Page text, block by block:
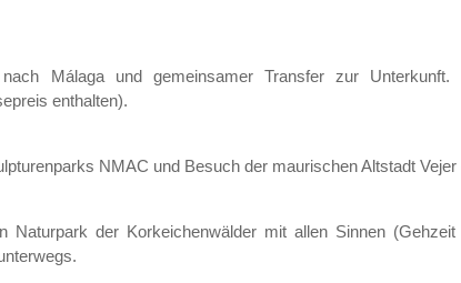
nach Málaga und gemeinsamer Transfer zur Unterkunft.
enthalten).
NMAC und Besuch der maurischen Altstadt Vejer
Naturpark der Korkeichenwälder mit allen Sinnen